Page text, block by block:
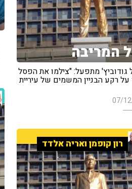
המריבה
גודוביץ' מתפעל: "צילמו את הפסל
על רקע הבניין המשמים של עיריית
07/
רון קופמן ואריה אלדד